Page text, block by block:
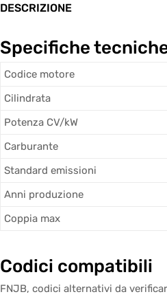
DESCRIZIONE
Specifiche
Codice motore
Cilindrata
Potenza CV/kW
Carburante
Standard emissioni
Anni produzione
Coppia max
Codici compatibili
FNJB, codici alternativi da